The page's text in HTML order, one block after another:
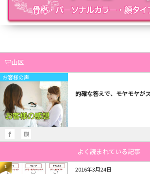
守山区
お客様の声
的確な答えで、モヤモヤが
よく読まれている記事
1 2016年3月24日